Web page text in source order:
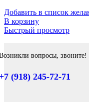
Добавить в список
В корзину
Быстрый просмотр
вопросы, звоните!
(918) 245-72-71